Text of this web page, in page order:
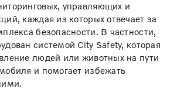
управляющих и
каждая из которых отвечает за
безопасности. В частности,
системой City Safety, которая
людей или животных на пути
и помогает избежать